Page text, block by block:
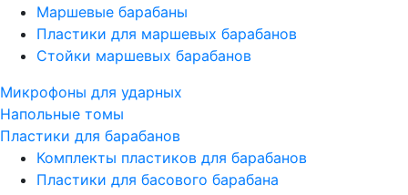
Маршевые барабаны
Пластики для маршевых барабанов
Стойки маршевых барабанов
Микрофоны для ударных
Напольные томы
Пластики для барабанов
Комплекты пластиков для барабанов
Пластики для басового барабана